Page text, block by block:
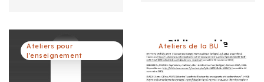
Ateliers pour
l'enseignement
Ateliers de la BU